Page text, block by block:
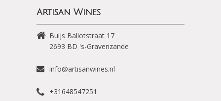
Artisan Wines
Buijs Ballotstraat 17
2693 BD 's-Gravenzande
info@artisanwines.nl
+31648547251